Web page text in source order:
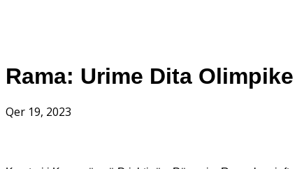
Rama: Urime Dita Olimpike
Qer 19, 2023